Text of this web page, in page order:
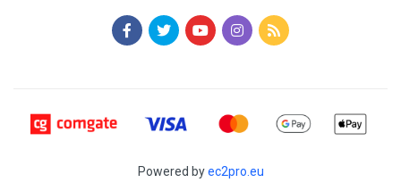
Powered byec2pro.eu